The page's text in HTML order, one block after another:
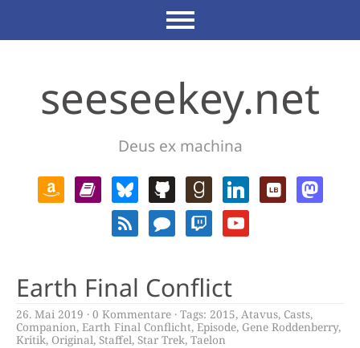
seeseekey.net
Deus ex machina
Earth Final Conflict
26. Mai 2019 0 Kommentare Tags: 2015, Atavus, Casts,
Companion, Earth Final Conflicht,Episode, Gene Roddenberry,
Kritik, Original, Staffel, Star Trek, Taelon